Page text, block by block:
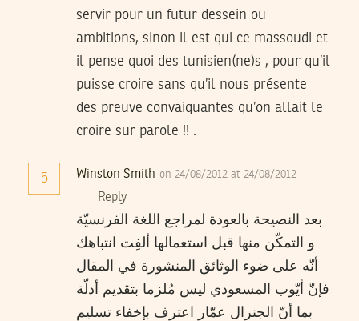
servir pour un futur dessein ou
ambitions, sinon il est qui ce massoudi et
il pense quoi des tunisien(ne)s , pour qu’il
puisse croire sans qu’il nous présente
des preuve convaiquantes qu’on allait le
croire sur parole !! .
5 Winston Smith on 24/08/2012 at 24/08/2012
Reply
بعد النصيحة بالعودة لمراجع اللغة الفرنسيّة
و التمكّن منها قبل استعمالها ألفِت انتباهك
أنّه على ضوء الوثائق المنشورة في المقال
فإنّ أيّوب المسعودي ليس مُلزما بتقديم أدلّة
بما أنّ الجنرال عمّار اعترف بإخفاء تسليم